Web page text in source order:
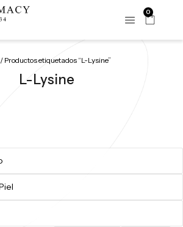
0
/ Productos etiquetados “L-Lysine”
L-Lysine